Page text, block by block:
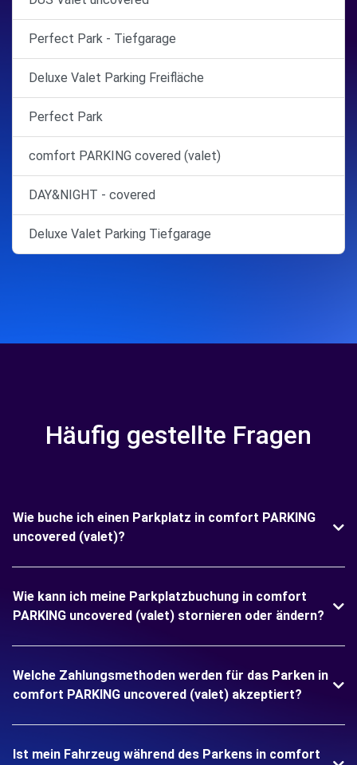
Perfect Park - Tiefgarage
Deluxe Valet Parking Freifläche
Perfect Park
comfort PARKING covered (valet)
DAY&NIGHT - covered
Deluxe Valet Parking Tiefgarage
Häufig gestellte Fragen
Wie buche ich einen Parkplatz in comfort PARKING
uncovered (valet)?
Wie kann ich meine Parkplatzbuchung in comfort
PARKING uncovered (valet) stornieren oder ändern?
Welche Zahlungsmethoden werden für das Parken in
comfort PARKING uncovered (valet) akzeptiert?
Ist mein Fahrzeug während des Parkens in comfort